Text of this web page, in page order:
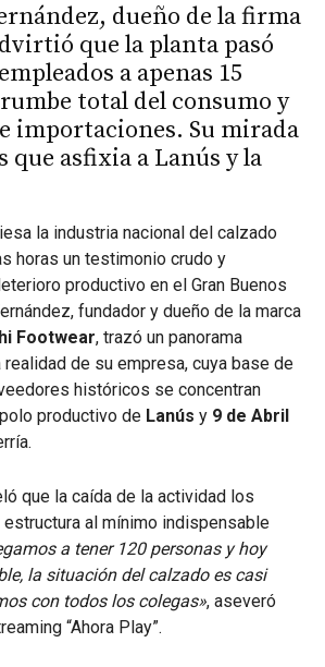
dueño de la firma
que la planta pasó
a apenas 15
total del consumo y
importaciones. Su mirada
que asfixia a Lanús y la
la industria nacional del calzado
horas un testimonio crudo y
productivo en el Gran Buenos
fundador y dueño de la marca
Footwear, trazó un panorama
de su empresa, cuya base de
históricos se concentran
productivo de Lanús y 9 de Abril
.
que la caída de la actividad los
al mínimo indispensable
a tener 120 personas y hoy
la situación del calzado es casi
con todos los colegas», aseveró
“Ahora Play”.